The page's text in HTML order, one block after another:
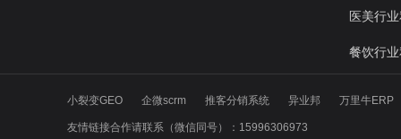
医美行
餐饮行
小裂变GEO 企微scrm 推客分销系统 异业邦 万里牛ERP
友情链接合作请联系（微信同号）：15996306973